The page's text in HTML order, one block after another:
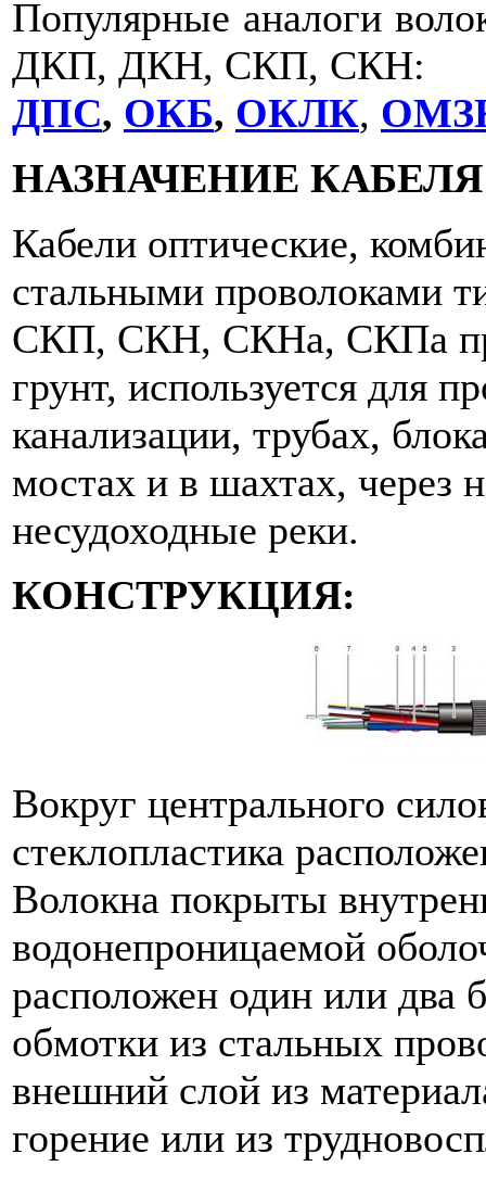
Популярные аналоги
ДКП, ДКН, СКП, СКН:
ДПС, ОКБ, ОКЛК,
НАЗНАЧЕНИЕ
Кабели оптические,
стальными
СКП, СКН, СКНа, СКПа
грунт, используется для
канализации, трубах,
мостах и в шахтах, через
несудоходные реки.
КОНСТРУКЦИЯ:
Вокруг центрального
стеклопластика
Волокна покрыты
водонепроницаемой
расположен один или два
обмотки из стальных
внешний слой из
горение или из